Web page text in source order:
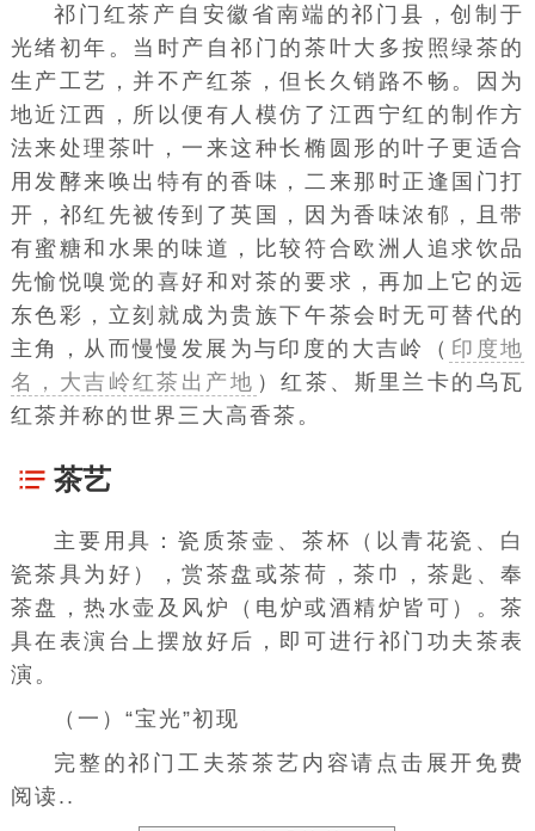
祁门红茶产自 安徽省南端的祁门县，创制于
光绪初年。当时产自祁门的茶叶大多按照绿茶的
生产工艺，并不产红茶，但长久销路不畅。因为
地近江西，所以便有人模仿了江西宁红的制作方
法来处理茶叶，一来这种长椭圆形的叶子更适合
用发酵来唤出特有的香味，二来那时正逢国门打
开，祁红先被传到了英国，因为香味浓郁，且带
有蜜糖和水果的味道，比较符合欧洲人追求饮品
先愉悦嗅觉的喜好和对茶的要求，再加上它的远
东色彩，立刻就成为贵族下午茶会时无可替代的
主角，从而慢慢发展为与印度的大吉岭（ 印度地
名，大吉岭红茶出产地 ）红茶、斯里兰卡的乌瓦
红茶并称的世界三大高香茶。
茶艺
主要用具：瓷质茶壶、茶杯（以青花瓷、白
瓷茶具为好），赏茶盘或茶荷，茶巾，茶匙、奉
茶盘 ，热水壶及风炉（电炉或酒精炉皆可）。茶
具在表演台上摆放好后，即可进行祁门功夫茶表
演。
（一）“宝光”初现
完整的祁门工夫茶茶艺内容请点击展开免费
阅读..